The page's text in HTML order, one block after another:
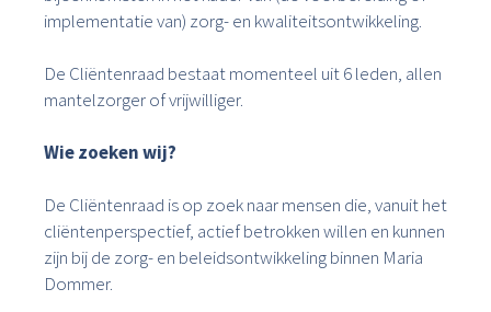
implementatie van) zorg- en kwaliteitsontwikkeling.
De Cliëntenraad bestaat momenteel uit 6 leden, allen
mantelzorger of vrijwilliger.
Wie zoeken wij?
De Cliëntenraad is op zoek naar mensen die, vanuit het
cliëntenperspectief, actief betrokken willen en kunnen
zijn bij de zorg- en beleidsontwikkeling binnen Maria
Dommer.